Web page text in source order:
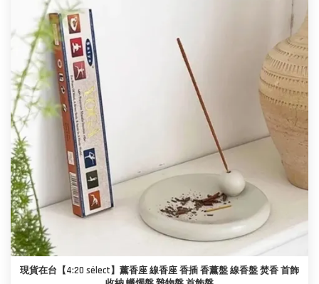
現貨在台【4:20 sélect】薰香座 線香座 香插 香薰盤 線香盤 焚香 首飾